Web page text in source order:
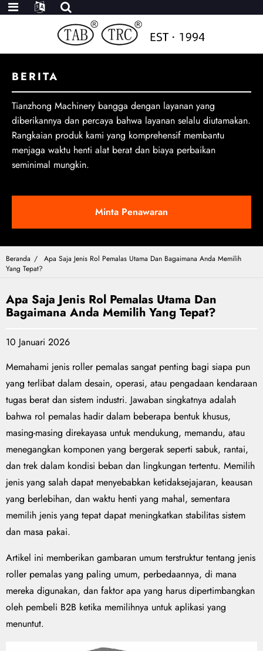
BERITA
Tianzhong Machinery bangga dengan layanan yang
diberikannya dan percaya bahwa layanan selalu diutamakan.
Rangkaian produk kami yang komprehensif membantu
menjaga waktu henti alat berat dan biaya perbaikan
seminimal mungkin.
Minta Penawaran
Beranda
Apa Saja Jenis Rol Pemalas Utama Dan Bagaimana Anda Memilih
Yang Tepat?
Apa Saja Jenis Rol Pemalas Utama Dan
Bagaimana Anda Memilih Yang Tepat?
10 Januari 2026
Memahami jenis roller pemalas sangat penting bagi siapa pun
yang terlibat dalam desain, operasi, atau pengadaan kendaraan
tugas berat dan sistem industri. Jawaban singkatnya adalah
bahwa rol pemalas hadir dalam beberapa bentuk khusus,
masing-masing direkayasa untuk mendukung, memandu, atau
menegangkan komponen yang bergerak seperti sabuk, rantai,
dan trek dalam kondisi beban dan lingkungan tertentu. Memilih
jenis yang salah dapat menyebabkan ketidaksejajaran, keausan
yang berlebihan, dan waktu henti yang mahal, sementara
memilih jenis yang tepat dapat meningkatkan stabilitas sistem
dan masa pakai.
Artikel ini memberikan gambaran umum terstruktur tentang jenis
roller pemalas yang paling umum, perbedaannya, di mana
mereka digunakan, dan faktor apa yang harus dipertimbangkan
oleh pembeli B2B ketika memilihnya untuk aplikasi yang
menuntut.